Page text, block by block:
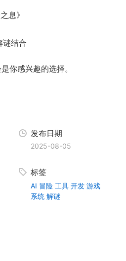
息》
谜结合
你感兴趣的选择。
发布日期
2025-08-05
标签
AI 冒险 工具 开发 游戏
系统 解谜